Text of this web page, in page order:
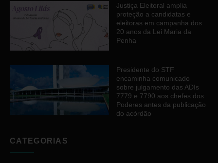
Justiça Eleitoral amplia
proteção a candidatas e
eleitoras em campanha dos
20 anos da Lei Maria da
Penha
Presidente do STF
encaminha comunicado
sobre julgamento das ADIs
7779 e 7790 aos chefes dos
Poderes antes da publicação
do acórdão
CATEGORIAS